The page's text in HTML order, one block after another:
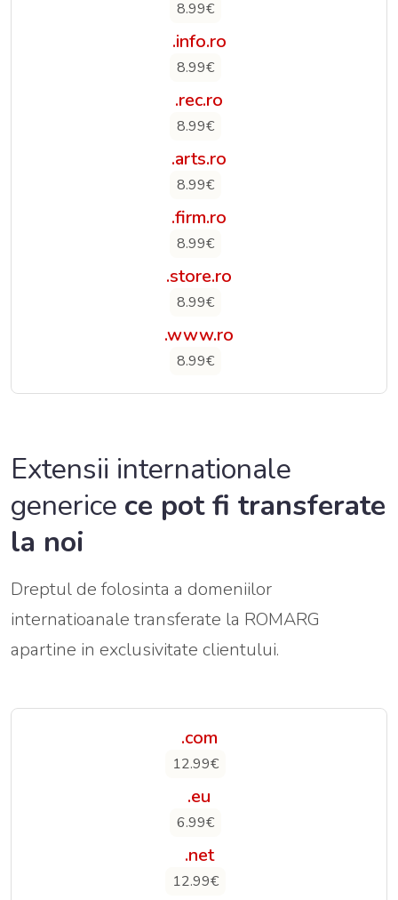
8.99€
.info.ro
8.99€
.rec.ro
8.99€
.arts.ro
8.99€
.firm.ro
8.99€
.store.ro
8.99€
.www.ro
8.99€
Extensii internationale
generice ce pot fi transferate
la noi
Dreptul de folosinta a domeniilor
internatioanale transferate la ROMARG
apartine in exclusivitate clientului.
.com
12.99€
.eu
6.99€
.net
12.99€